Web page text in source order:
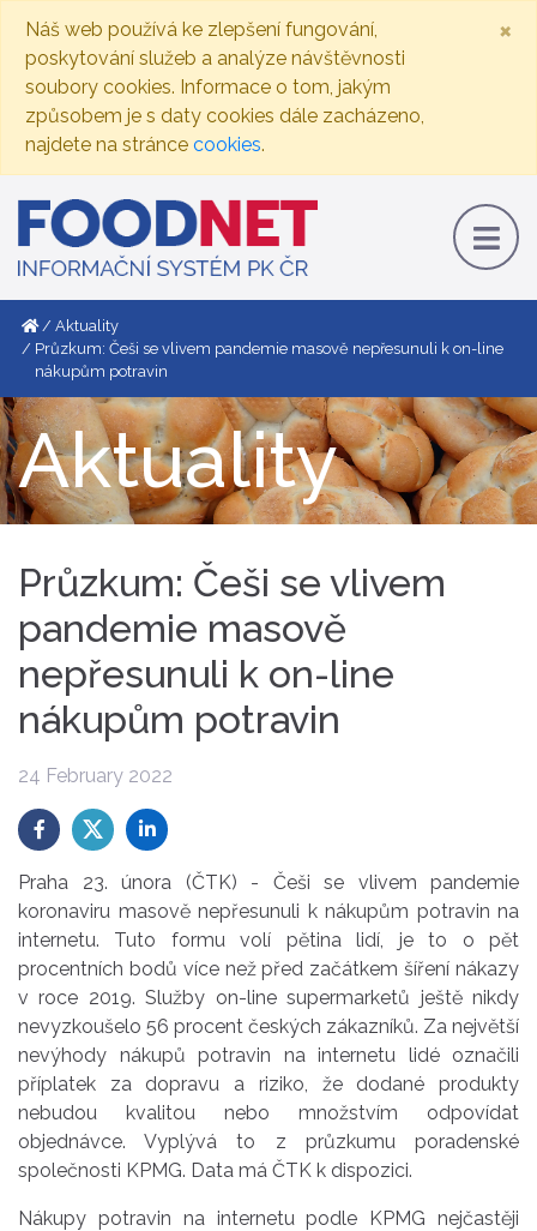
Náš web používá ke zlepšení fungování,
poskytování služeb a analýze návštěvnosti
soubory cookies. Informace o tom, jakým
způsobem je s daty cookies dále zacházeno,
najdete na stránce cookies.
×
Aktuality
Průzkum: Češi se vlivem pandemie masově nepřesunuli k on-line
nákupům potravin
Aktuality
Průzkum: Češi se vlivem
pandemie masově
nepřesunuli k on-line
nákupům potravin
24 February 2022
Praha 23. února (ČTK) - Češi se vlivem pandemie
koronaviru masově nepřesunuli k nákupům potravin na
internetu. Tuto formu volí pětina lidí, je to o pět
procentních bodů více než před začátkem šíření nákazy
v roce 2019. Služby on-line supermarketů ještě nikdy
nevyzkoušelo 56 procent českých zákazníků. Za největší
nevýhody nákupů potravin na internetu lidé označili
příplatek za dopravu a riziko, že dodané produkty
nebudou kvalitou nebo množstvím odpovídat
objednávce. Vyplývá to z průzkumu poradenské
společnosti KPMG. Data má ČTK k dispozici.
Nákupy potravin na internetu podle KPMG nejčastěji